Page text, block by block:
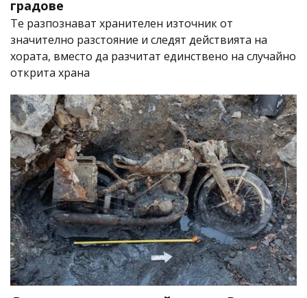
градове
Те разпознават хранителен източник от
значително разстояние и следят действията на
хората, вместо да разчитат единствено на случайно
открита храна